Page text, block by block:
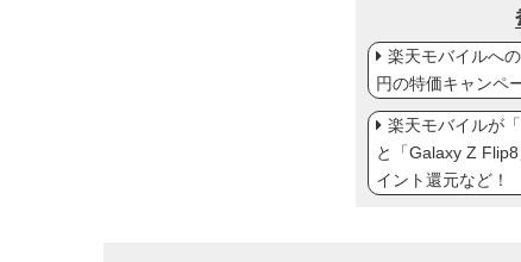
楽天モバイルへ
円の特価キャンペ
楽天モバイルが
と「Galaxy Z
イント還元など！